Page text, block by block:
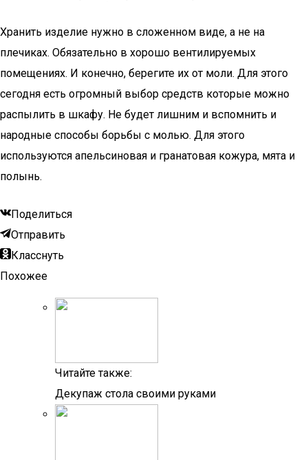
Хранить изделие нужно в сложенном виде, а не на
плечиках. Обязательно в хорошо вентилируемых
помещениях. И конечно, берегите их от моли. Для этого
сегодня есть огромный выбор средств которые можно
распылить в шкафу. Не будет лишним и вспомнить и
народные способы борьбы с молью. Для этого
используются апельсиновая и гранатовая кожура, мята и
полынь.
Поделиться
Отправить
Класснуть
Похожее
Читайте также:
Декупаж стола своими руками